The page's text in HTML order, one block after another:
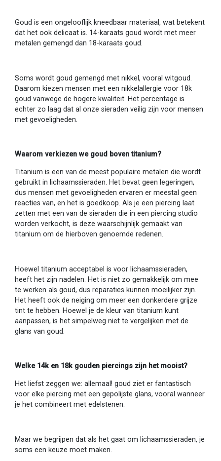
Goud is een ongelooflijk kneedbaar materiaal, wat betekent
dat het ook delicaat is. 14-karaats goud wordt met meer
metalen gemengd dan 18-karaats goud.
Soms wordt goud gemengd met nikkel, vooral witgoud.
Daarom kiezen mensen met een nikkelallergie voor 18k
goud vanwege de hogere kwaliteit. Het percentage is
echter zo laag dat al onze sieraden veilig zijn voor mensen
met gevoeligheden.
Waarom verkiezen we goud boven titanium?
Titanium is een van de meest populaire metalen die wordt
gebruikt in lichaamssieraden. Het bevat geen legeringen,
dus mensen met gevoeligheden ervaren er meestal geen
reacties van, en het is goedkoop. Als je een piercing laat
zetten met een van de sieraden die in een piercing studio
worden verkocht, is deze waarschijnlijk gemaakt van
titanium om de hierboven genoemde redenen.
Hoewel titanium acceptabel is voor lichaamssieraden,
heeft het zijn nadelen. Het is niet zo gemakkelijk om mee
te werken als goud, dus reparaties kunnen moeilijker zijn.
Het heeft ook de neiging om meer een donkerdere grijze
tint te hebben. Hoewel je de kleur van titanium kunt
aanpassen, is het simpelweg niet te vergelijken met de
glans van goud.
Welke 14k en 18k gouden piercings zijn het mooist?
Het liefst zeggen we: allemaal! goud ziet er fantastisch
voor elke piercing met een gepolijste glans, vooral wanneer
je het combineert met edelstenen.
Maar we begrijpen dat als het gaat om lichaamssieraden, je
soms een keuze moet maken.